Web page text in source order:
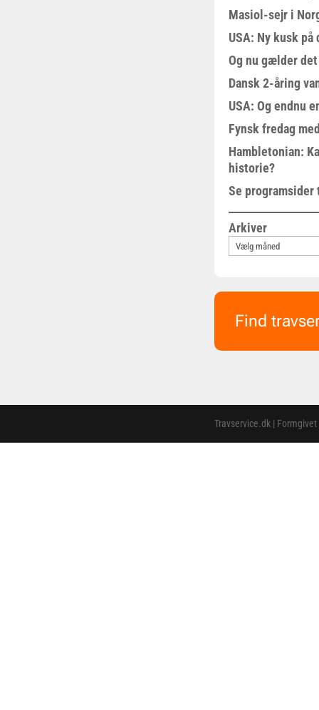
Masiol-sejr i
USA: Ny kusk på
Og nu gælder
Dansk 2-åring
USA: Og endnu
Fynsk fredag
Hambletonian:
historie?
Se
Arkiver
Find
Travservice.dk |